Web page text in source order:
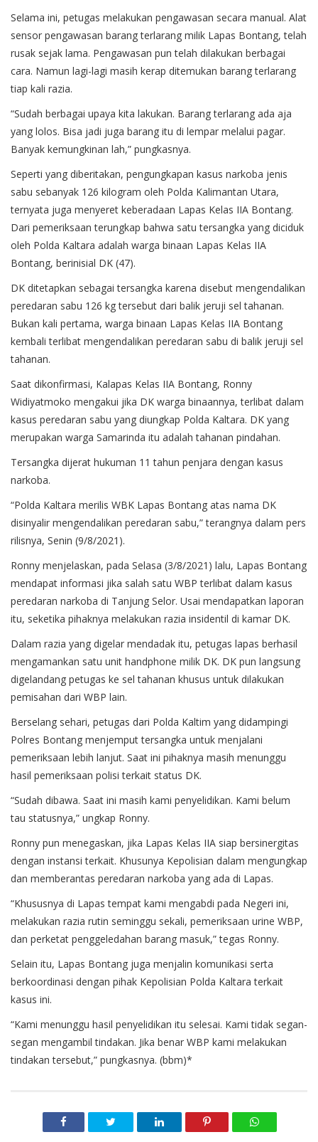
Selama ini, petugas melakukan pengawasan secara manual. Alat
sensor pengawasan barang terlarang milik Lapas Bontang, telah
rusak sejak lama. Pengawasan pun telah dilakukan berbagai
cara. Namun lagi-lagi masih kerap ditemukan barang terlarang
tiap kali razia.
“Sudah berbagai upaya kita lakukan. Barang terlarang ada aja
yang lolos. Bisa jadi juga barang itu di lempar melalui pagar.
Banyak kemungkinan lah,” pungkasnya.
Seperti yang diberitakan, pengungkapan kasus narkoba jenis
sabu sebanyak 126 kilogram oleh Polda Kalimantan Utara,
ternyata juga menyeret keberadaan Lapas Kelas IIA Bontang.
Dari pemeriksaan terungkap bahwa satu tersangka yang diciduk
oleh Polda Kaltara adalah warga binaan Lapas Kelas IIA
Bontang, berinisial DK (47).
DK ditetapkan sebagai tersangka karena disebut mengendalikan
peredaran sabu 126 kg tersebut dari balik jeruji sel tahanan.
Bukan kali pertama, warga binaan Lapas Kelas IIA Bontang
kembali terlibat mengendalikan peredaran sabu di balik jeruji sel
tahanan.
Saat dikonfirmasi, Kalapas Kelas IIA Bontang, Ronny
Widiyatmoko mengakui jika DK warga binaannya, terlibat dalam
kasus peredaran sabu yang diungkap Polda Kaltara. DK yang
merupakan warga Samarinda itu adalah tahanan pindahan.
Tersangka dijerat hukuman 11 tahun penjara dengan kasus
narkoba.
“Polda Kaltara merilis WBK Lapas Bontang atas nama DK
disinyalir mengendalikan peredaran sabu,” terangnya dalam pers
rilisnya, Senin (9/8/2021).
Ronny menjelaskan, pada Selasa (3/8/2021) lalu, Lapas Bontang
mendapat informasi jika salah satu WBP terlibat dalam kasus
peredaran narkoba di Tanjung Selor. Usai mendapatkan laporan
itu, seketika pihaknya melakukan razia insidentil di kamar DK.
Dalam razia yang digelar mendadak itu, petugas lapas berhasil
mengamankan satu unit handphone milik DK. DK pun langsung
digelandang petugas ke sel tahanan khusus untuk dilakukan
pemisahan dari WBP lain.
Berselang sehari, petugas dari Polda Kaltim yang didampingi
Polres Bontang menjemput tersangka untuk menjalani
pemeriksaan lebih lanjut. Saat ini pihaknya masih menunggu
hasil pemeriksaan polisi terkait status DK.
“Sudah dibawa. Saat ini masih kami penyelidikan. Kami belum
tau statusnya,” ungkap Ronny.
Ronny pun menegaskan, jika Lapas Kelas IIA siap bersinergitas
dengan instansi terkait. Khusunya Kepolisian dalam mengungkap
dan memberantas peredaran narkoba yang ada di Lapas.
“Khususnya di Lapas tempat kami mengabdi pada Negeri ini,
melakukan razia rutin seminggu sekali, pemeriksaan urine WBP,
dan perketat penggeledahan barang masuk,” tegas Ronny.
Selain itu, Lapas Bontang juga menjalin komunikasi serta
berkoordinasi dengan pihak Kepolisian Polda Kaltara terkait
kasus ini.
“Kami menunggu hasil penyelidikan itu selesai. Kami tidak segan-
segan mengambil tindakan. Jika benar WBP kami melakukan
tindakan tersebut,” pungkasnya. (bbm)*